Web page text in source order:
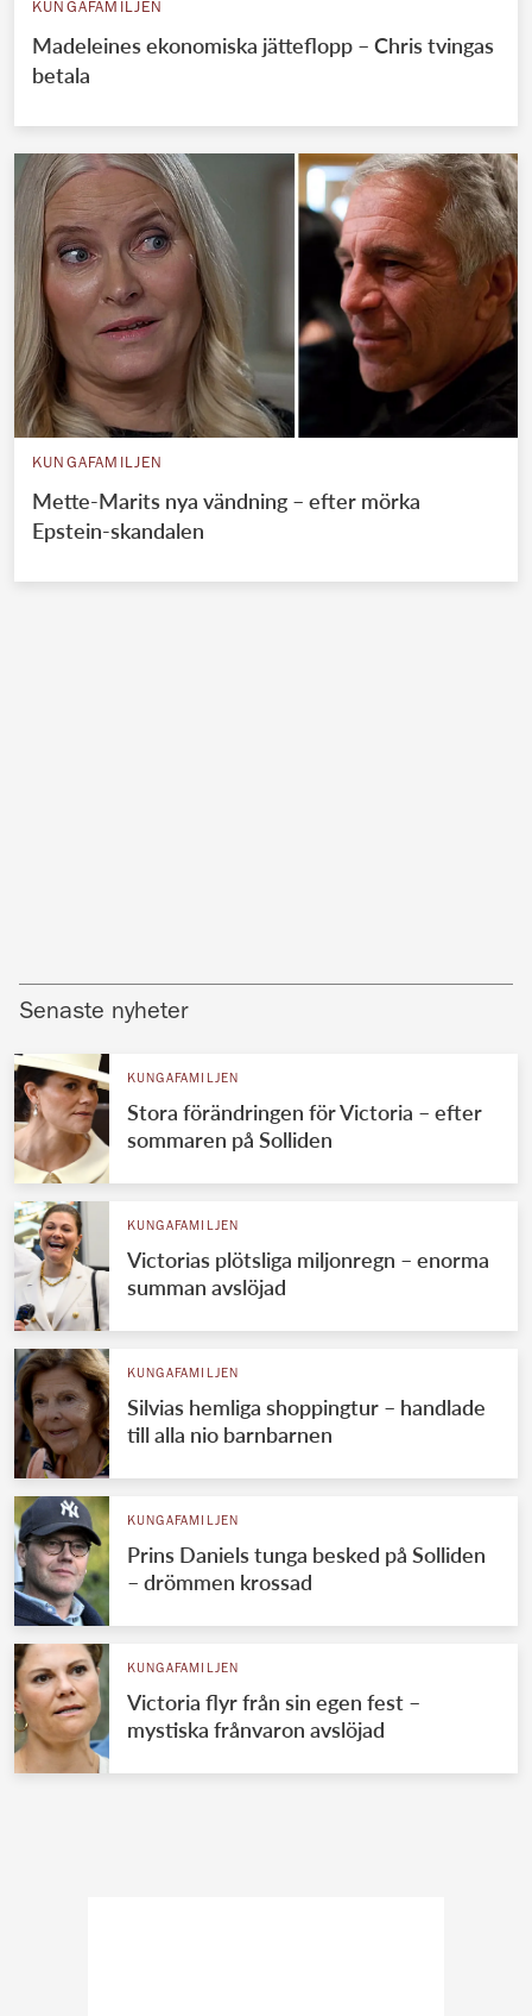
KUNGAFAMILJEN
Madeleines ekonomiska jätteflopp – Chris tvingas
betala
KUNGAFAMILJEN
Mette-Marits nya vändning – efter mörka
Epstein-skandalen
Senaste nyheter
KUNGAFAMILJEN
Stora förändringen för Victoria – efter
sommaren på Solliden
KUNGAFAMILJEN
Victorias plötsliga miljonregn – enorma
summan avslöjad
KUNGAFAMILJEN
Silvias hemliga shoppingtur – handlade
till alla nio barnbarnen
KUNGAFAMILJEN
Prins Daniels tunga besked på Solliden
– drömmen krossad
KUNGAFAMILJEN
Victoria flyr från sin egen fest –
mystiska frånvaron avslöjad